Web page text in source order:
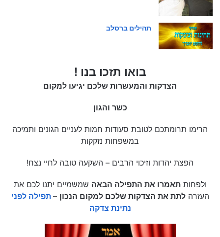
תהילים ברסלב
בואו תזכו בנו !
הצדקות והמעשרות שלכם יגיעו למקום
כשר והגון
הרימו תרומתכם לטובת סעודות חמות לעניים הגונים ותמיכה
במשפחות נזקקות
הפצת יהדות וזיכוי הרבים – השקעה טובה לחיי נצח!
ולפחותתאמרו את התפילה הבאה שמשמיים יתנו לכם את
העזרהלתת את הצדקות שלכם למקום הנכון –תפילה לפני
נתינת צדקה